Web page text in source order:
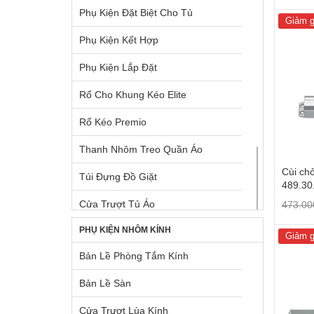
Giảm
Cùi
Giảm
Vòi Rửa Chén Đá
Vòi Rửa Chén Kim Loại
TỦ LẠNH BOSCH
Ray Hộp Bên Trong Tủ Dưới
Ray Hộp Cho Mặt Hộc Tủ
Ray Hộp Cho Ngăn Kéo Góc
Ray Hộp Dưới Chậu Rửa
Ray Hộp Hafele
Ray Trượt Điện Tự Động
Rổ Chứa Dụng Cụ Vệ Sinh
Rổ Kéo Dùng Cho Tủ Cao
Rổ Kéo Dùng Cho Tủ Dưới
Rổ Kéo Góc
Tấm Lót Hộc Tủ
Phụ Kiện Đặt Biệt Cho Tủ
Phụ Kiện Kết Hợp
Phụ Kiện Lắp Đặt
Rổ Cho Khung Kéo Elite
Rổ Kéo Premio
Thanh Nhôm Treo Quần Áo
Túi Đựng Đồ Giặt
Cửa Trượt Tủ Áo
Khay Cho Khung Kéo Elite
Khung Kéo Elite
Khung Treo Quần Áo Elite
PHỤ KIỆN NHÔM KÍNH
Bản Lề Phòng Tắm Kính
Bản Lề Sàn
Cửa Trượt Lùa Kính